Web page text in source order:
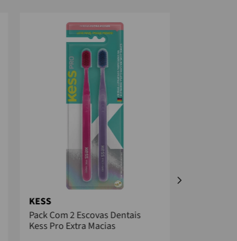
KESS
Pack Com 2 Escovas Dentais
Kess Pro Extra Macias